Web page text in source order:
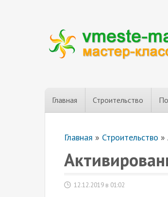
Главная Строительство
Главная » Строительство »
12.12.2019 в 01:02